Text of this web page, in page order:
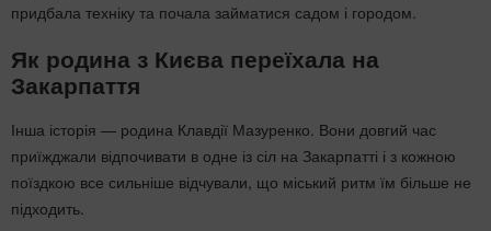
придбала техніку та почала займатися садом і городом.
Як родина з Києва переїхала на
Закарпаття
Інша історія — родина Клавдії Мазуренко. Вони довгий час
приїжджали відпочивати в одне із сіл на Закарпатті і з кожною
поїздкою все сильніше відчували, що міський ритм їм більше не
підходить.